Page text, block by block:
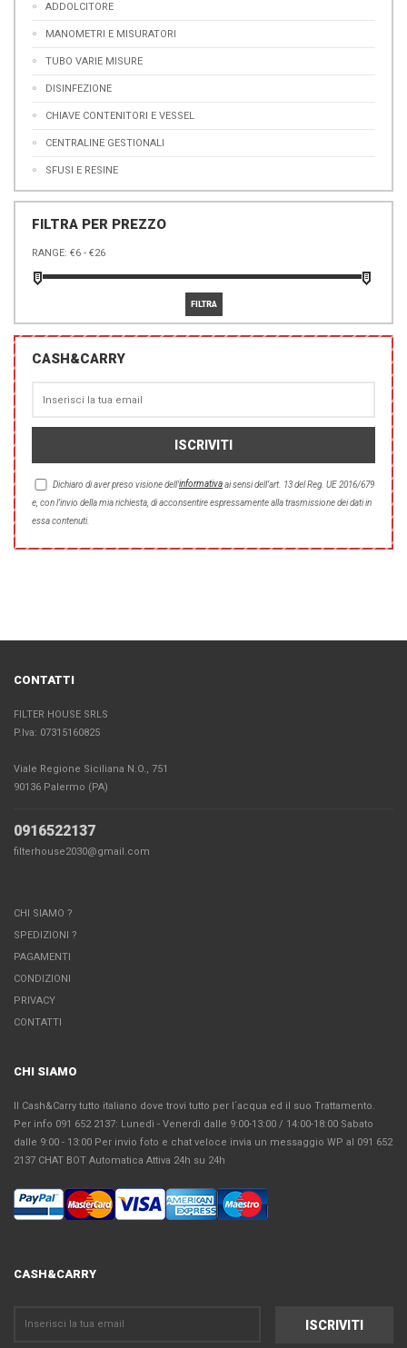
ADDOLCITORE
MANOMETRI E MISURATORI
TUBO VARIE MISURE
DISINFEZIONE
CHIAVE CONTENITORI E VESSEL
CENTRALINE GESTIONALI
SFUSI E RESINE
FILTRA PER PREZZO
RANGE:
CASH&CARRY
Dichiaro di aver preso visione dell'informativaai sensi dell’art. 13 del Reg. UE 2016/679
e, con l’invio della mia richiesta, di acconsentire espressamente alla trasmissione dei dati in
essa contenuti.
CONTATTI
FILTER HOUSE SRLS
P.Iva: 07315160825
Viale Regione Siciliana N.O., 751
90136 Palermo (PA)
0916522137
filterhouse2030@gmail.com
CHI SIAMO ?
SPEDIZIONI ?
PAGAMENTI
CONDIZIONI
PRIVACY
CONTATTI
CHI SIAMO
Il Cash&Carry tutto italiano dove trovi tutto per l´acqua ed il suo Trattamento.
Per info 091 652 2137: Lunedì - Venerdì dalle 9:00-13:00 / 14:00-18:00 Sabato
dalle 9:00 - 13:00 Per invio foto e chat veloce invia un messaggio WP al 091 652
2137 CHAT BOT Automatica Attiva 24h su 24h
CASH&CARRY